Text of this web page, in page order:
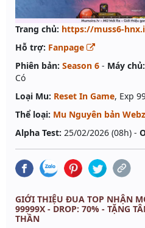
Trang chủ: https://muss6-
Hỗ trợ: Fanpage
Phiên bản: Season 6 - Máy chủ:
Có
Loại Mu: Reset In Game, Exp
Thể loại: Mu Nguyên bản
Alpha Test: 25/02/2026 (08h) -
GIỚI THIỆU ĐUA TOP NHẬN
99999X - DROP: 70% - TẶNG
THẦN